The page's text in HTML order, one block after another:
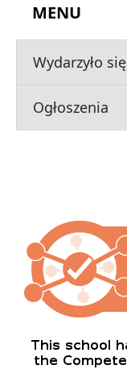
MENU
Wydarzyło się
Ogłoszenia